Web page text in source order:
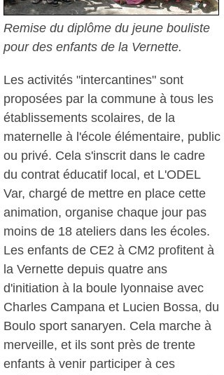
Remise du diplôme du jeune bouliste
pour des enfants de la Vernette.
Les activités "intercantines" sont
proposées par la commune à tous les
établissements scolaires, de la
maternelle à l'école élémentaire, public
ou privé. Cela s'inscrit dans le cadre
du contrat éducatif local, et L'ODEL
Var, chargé de mettre en place cette
animation, organise chaque jour pas
moins de 18 ateliers dans les écoles.
Les enfants de CE2 à CM2 profitent à
la Vernette depuis quatre ans
d'initiation à la boule lyonnaise avec
Charles Campana et Lucien Bossa, du
Boulo sport sanaryen. Cela marche à
merveille, et ils sont près de trente
enfants à venir participer à ces